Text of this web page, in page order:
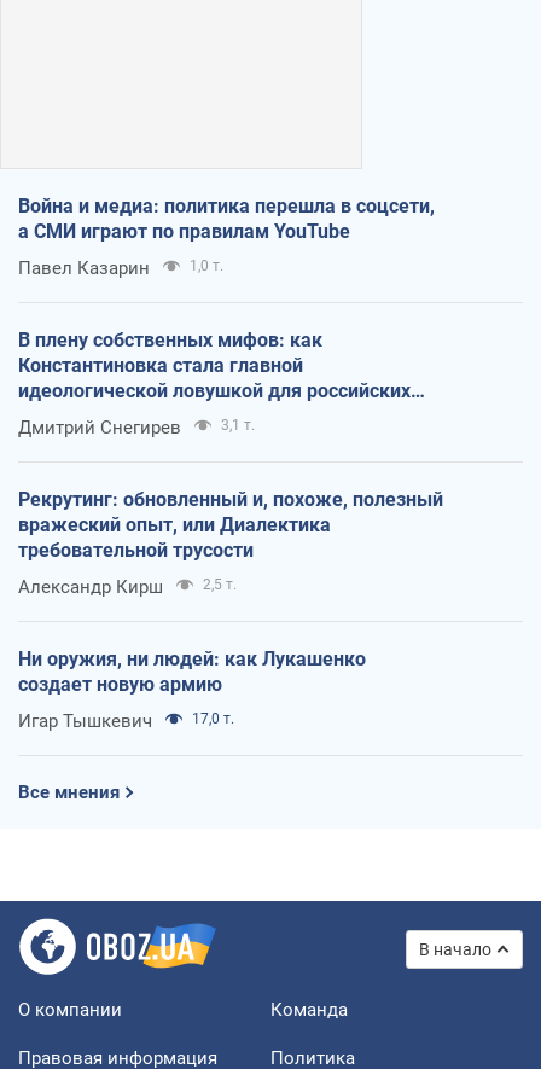
Война и медиа: политика перешла в соцсети,
а СМИ играют по правилам YouTube
Павел Казарин 1,0 т.
В плену собственных мифов: как
Константиновка стала главной
идеологической ловушкой для российских
оккупантов
Дмитрий Снегирев 3,1 т.
Рекрутинг: обновленный и, похоже, полезный
вражеский опыт, или Диалектика
требовательной трусости
Александр Кирш 2,5 т.
Ни оружия, ни людей: как Лукашенко
создает новую армию
Игар Тышкевич 17,0 т.
Все мнения
В начало
О компании Команда
Правовая информация
Политика